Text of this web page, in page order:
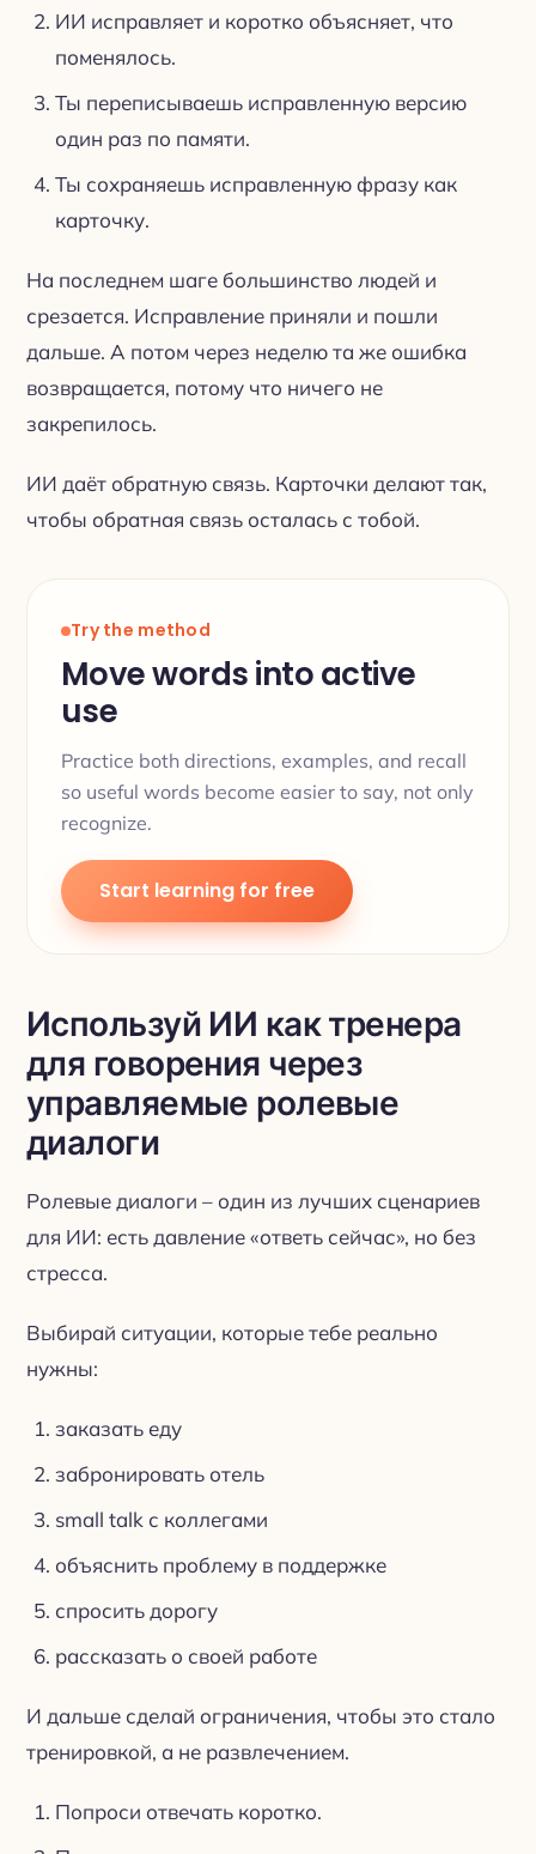
ИИ исправляет и коротко объясняет, что
поменялось.
Ты переписываешь исправленную версию
один раз по памяти.
Ты сохраняешь исправленную фразу как
карточку.
На последнем шаге большинство людей и
срезается. Исправление приняли и пошли
дальше. А потом через неделю та же ошибка
возвращается, потому что ничего не
закрепилось.
ИИ даёт обратную связь. Карточки делают так,
чтобы обратная связь осталась с тобой.
Try the method
Move words into active
use
Practice both directions, examples, and recall
so useful words become easier to say, not only
recognize.
Start learning for free
Используй ИИ как тренера
для говорения через
управляемые ролевые
диалоги
Ролевые диалоги – один из лучших сценариев
для ИИ: есть давление «ответь сейчас», но без
стресса.
Выбирай ситуации, которые тебе реально
нужны:
заказать еду
забронировать отель
small talk с коллегами
объяснить проблему в поддержке
спросить дорогу
рассказать о своей работе
И дальше сделай ограничения, чтобы это стало
тренировкой, а не развлечением.
Попроси отвечать коротко.